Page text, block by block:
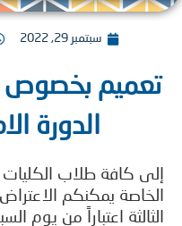
سبتمبر 29, 2022 8:08 م
بخصوص
الدورة
كافة طلاب الكليات
يمكنكم الاعتراض على